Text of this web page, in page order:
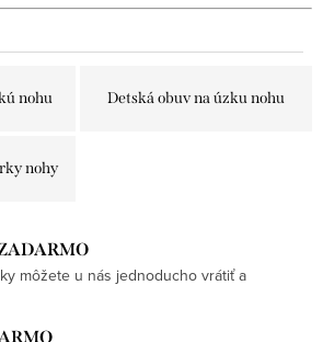
nohu Detská obuv na úzku nohu
nohy
môžete u nás jednoducho vrátiť a